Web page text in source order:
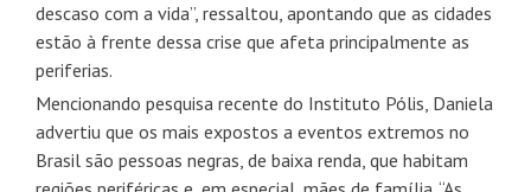
descaso com a vida”, ressaltou, apontando que as cidades
estão à frente dessa crise que afeta principalmente as
periferias.
Mencionando pesquisa recente do Instituto Pólis, Daniela
advertiu que os mais expostos a eventos extremos no
Brasil são pessoas negras, de baixa renda, que habitam